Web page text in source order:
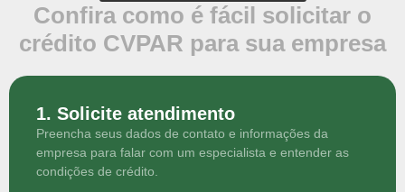
Confira como é fácil solicitar o
crédito CVPAR para sua empresa
1. Solicite atendimento
Preencha seus dados de contato e informações da
empresa para falar com um especialista e entender as
condições de crédito.